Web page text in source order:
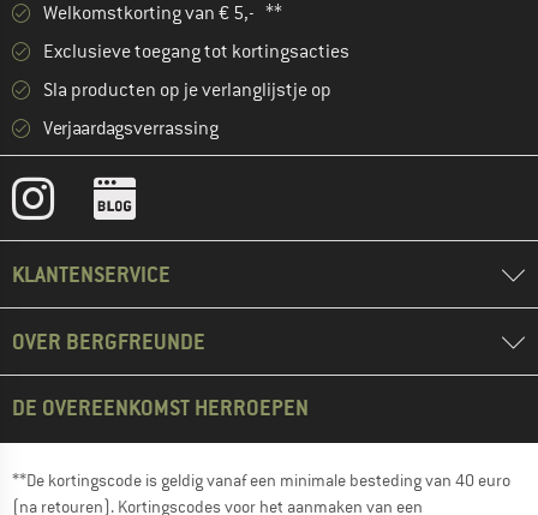
Welkomstkorting van € 5,- **
Exclusieve toegang tot kortingsacties
Sla producten op je verlanglijstje op
Verjaardagsverrassing
KLANTENSERVICE
OVER BERGFREUNDE
DE OVEREENKOMST HERROEPEN
**De kortingscode is geldig vanaf een minimale besteding van 40 euro
(na retouren). Kortingscodes voor het aanmaken van een